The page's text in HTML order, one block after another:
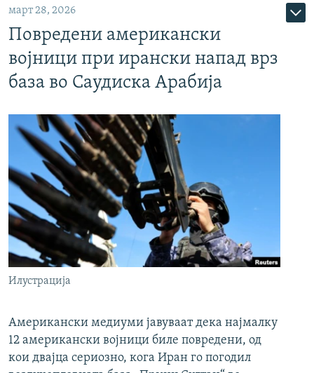
март 28, 2026
Повредени американски
војници при ирански напад врз
база во Саудиска Арабија
Илустрација
Американски медиуми јавуваат дека најмалку
12 американски војници биле повредени, од
кои двајца сериозно, кога Иран го погодил